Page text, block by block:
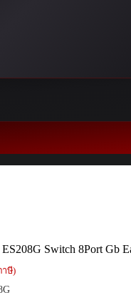
Switch 8Port Gb
าษี)